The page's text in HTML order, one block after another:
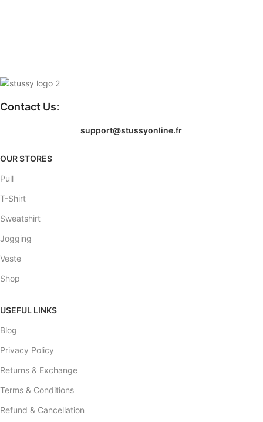
Contact Us:
support@stussyonline.fr
OUR STORES
Pull
T-Shirt
Sweatshirt
Jogging
Veste
Shop
USEFUL LINKS
Blog
Privacy Policy
Returns & Exchange
Terms & Conditions
Refund & Cancellation